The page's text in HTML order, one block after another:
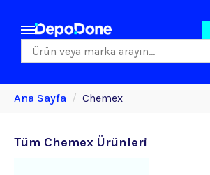
Ana Sayfa Chemex
Tüm Chemex Ürünleri